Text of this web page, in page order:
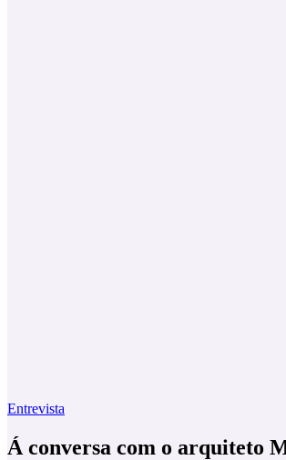
Entrevista
Á conversa com o arquiteto